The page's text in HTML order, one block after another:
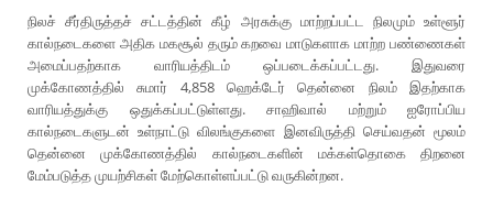
நிலச் சீர்திருத்தச் சட்டத்தின் கீழ் அரசுக்கு மாற்றப்பட்ட நிலமும் உள்ளூர்
கால்நடைகளை அதிக மகசூல் தரும் கறவை மாடுகளாக மாற்ற பண்ணைகள்
அமைப்பதற்காக வாரியத்திடம் ஒப்படைக்கப்பட்டது. இதுவரை
முக்கோணத்தில் சுமார் 4,858 ஹெக்டேர் தென்னை நிலம் இதற்காக
வாரியத்துக்கு ஒதுக்கப்பட்டுள்ளது. சாஹிவால் மற்றும் ஐரோப்பிய
கால்நடைகளுடன் உள்நாட்டு விலங்குகளை இனவிருத்தி செய்வதன் மூலம்
தென்னை முக்கோணத்தில் கால்நடைகளின் மக்கள்தொகை திறனை
மேம்படுத்த முயற்சிகள் மேற்கொள்ளப்பட்டு வருகின்றன.